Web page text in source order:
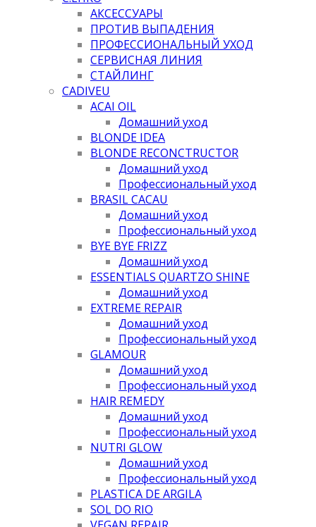
АКСЕССУАРЫ
ПРОТИВ ВЫПАДЕНИЯ
ПРОФЕССИОНАЛЬНЫЙ УХОД
СЕРВИСНАЯ ЛИНИЯ
СТАЙЛИНГ
CADIVEU
ACAI OIL
Домашний уход
BLONDE IDEA
BLONDE RECONCTRUCTOR
Домашний уход
Профессиональный уход
BRASIL CACAU
Домашний уход
Профессиональный уход
BYE BYE FRIZZ
Домашний уход
ESSENTIALS QUARTZO SHINE
Домашний уход
EXTREME REPAIR
Домашний уход
Профессиональный уход
GLAMOUR
Домашний уход
Профессиональный уход
HAIR REMEDY
Домашний уход
Профессиональный уход
NUTRI GLOW
Домашний уход
Профессиональный уход
PLASTICA DE ARGILA
SOL DO RIO